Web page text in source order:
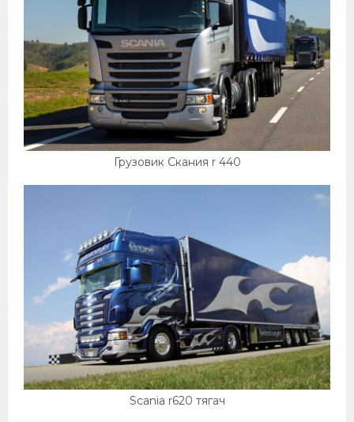
Грузовик Скания r 440
Scania r620 тягач